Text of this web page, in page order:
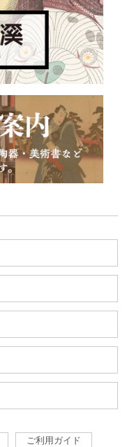
ご利用ガイド